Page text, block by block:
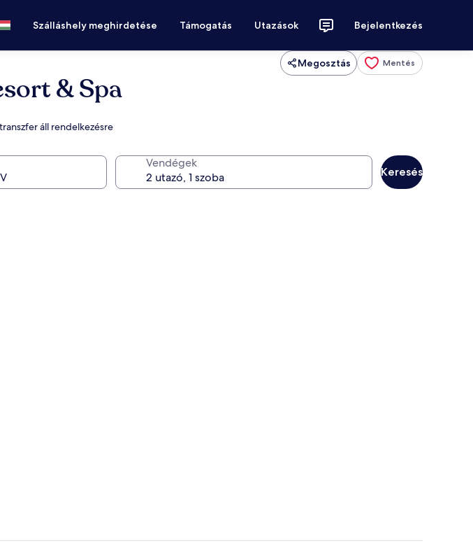
Szálláshely meghirdetése Támogatás Utazások Bejelentkezés
Megosztás Mentés
& Spa
áll rendelkezésre
Vendégek
Keresés